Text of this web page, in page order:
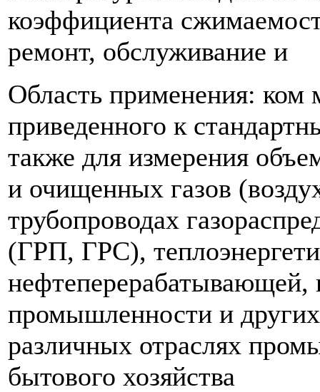
коэффициента
ремонт, обслуживание и
Область применения: ком
приведенного к
также для измерения
и очищенных газов
трубопроводах
(ГРП, ГРС),
нефтеперерабатывающей,
промышленности и других
различных отраслях
бытового хозяйства